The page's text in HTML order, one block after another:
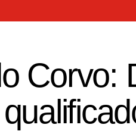
Corvo: